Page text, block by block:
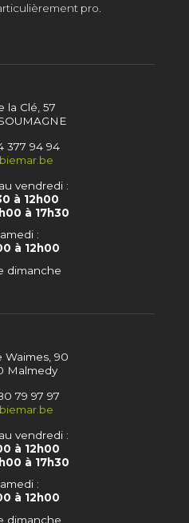
pro.
la Clé, 57
377 94 94
vendredi :
à 12h00
à 17h30
:
à 12h00
dimanche
Waimes, 90
Malmedy
79 97 97
vendredi :
à 12h00
à 17h30
:
à 12h00
dimanche